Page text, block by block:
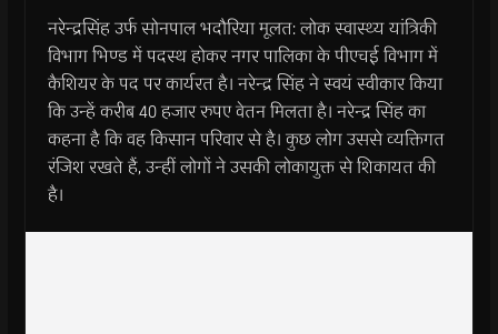
नरेन्द्रसिंह उर्फ सोनपाल भदौरिया मूलत: लोक स्वास्थ्य यांत्रिकी
विभाग भिण्ड में पदस्थ होकर नगर पालिका के पीएचई विभाग में
कैशियर के पद पर कार्यरत है। नरेन्द्र सिंह ने स्वयं स्वीकार किया
कि उन्हें करीब 40 हजार रुपए वेतन मिलता है। नरेन्द्र सिंह का
कहना है कि वह किसान परिवार से है। कुछ लोग उससे व्यक्तिगत
रंजिश रखते हैं, उन्हीं लोगों ने उसकी लोकायुक्त से शिकायत की
है।